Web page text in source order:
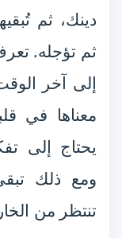
دينك، ثم
ثم تؤجله.
إلى آخر
معناها في
يحتاج إلى
ومع ذلك
تنتظر من